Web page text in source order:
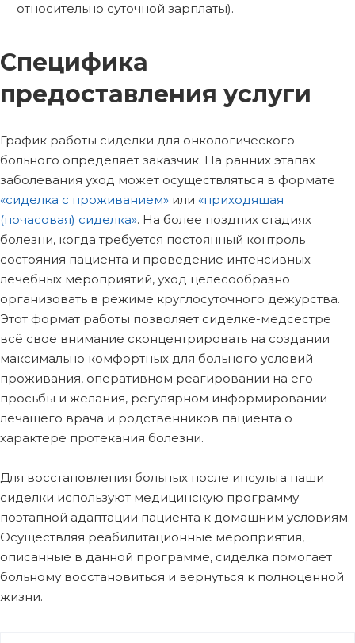
относительно суточной зарплаты).
Специфика
предоставления услуги
График работы сиделки для онкологического
больного определяет заказчик. На ранних этапах
заболевания уход может осуществляться в формате
«сиделка с проживанием» или «приходящая
(почасовая) сиделка». На более поздних стадиях
болезни, когда требуется постоянный контроль
состояния пациента и проведение интенсивных
лечебных мероприятий, уход целесообразно
организовать в режиме круглосуточного дежурства.
Этот формат работы позволяет сиделке-медсестре
всё свое внимание сконцентрировать на создании
максимально комфортных для больного условий
проживания, оперативном реагировании на его
просьбы и желания, регулярном информировании
лечащего врача и родственников пациента о
характере протекания болезни.
Для восстановления больных после инсульта наши
сиделки используют медицинскую программу
поэтапной адаптации пациента к домашним условиям.
Осуществляя реабилитационные мероприятия,
описанные в данной программе, сиделка помогает
больному восстановиться и вернуться к полноценной
жизни.